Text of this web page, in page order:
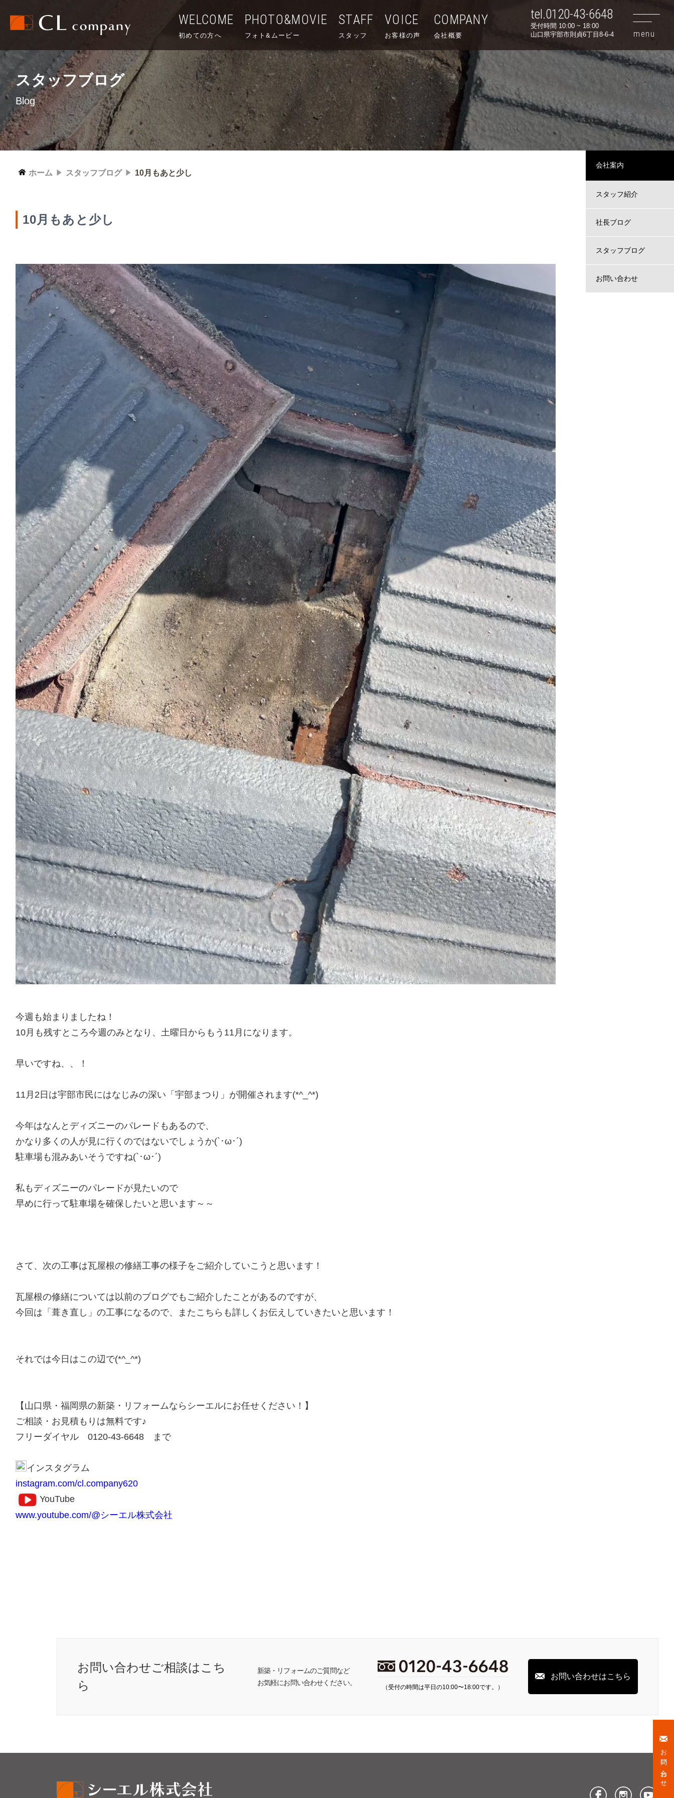
WELCOME
初めての方へ
PHOTO&MOVIE
フォト&ムービー
STAFF
スタッフ
VOICE
お客様の声
COMPANY
会社概要
tel.0120-43-6648
受付時間 10:00 ~ 18:00
山口県宇部市則貞6丁目8-6-4
スタッフブログ
Blog
ホーム スタッフブログ 10月もあと少し
10月もあと少し
今週も始まりましたね！
10月も残すところ今週のみとなり、土曜日からもう11月になります。
早いですね、、！
11月2日は宇部市民にはなじみの深い「宇部まつり」が開催されます(*^_^*)
今年はなんとディズニーのパレードもあるので、
かなり多くの人が見に行くのではないでしょうか(`･ω･´)
駐車場も混みあいそうですね(`･ω･´)
私もディズニーのパレードが見たいので
早めに行って駐車場を確保したいと思います～～
さて、次の工事は瓦屋根の修繕工事の様子をご紹介していこうと思います！
瓦屋根の修繕については以前のブログでもご紹介したことがあるのですが、
今回は「葺き直し」の工事になるので、またこちらも詳しくお伝えしていきたいと思います！
それでは今日はこの辺で(*^_^*)
【山口県・福岡県の新築・リフォームならシーエルにお任せください！】
ご相談・お見積もりは無料です♪
フリーダイヤル 0120-43-6648 まで
インスタグラム
instagram.com/cl.company620
YouTube
www.youtube.com/@シーエル株式会社
会社案内
スタッフ紹介
社長ブログ
スタッフブログ
お問い合わせ
お問い合わせご相談はこち
ら
新築・リフォームのご質問など
お気軽にお問い合わせください。
（受付の時間は平日の10:00〜18:00です。）
お問い合わせはこちら
お問い合わせ